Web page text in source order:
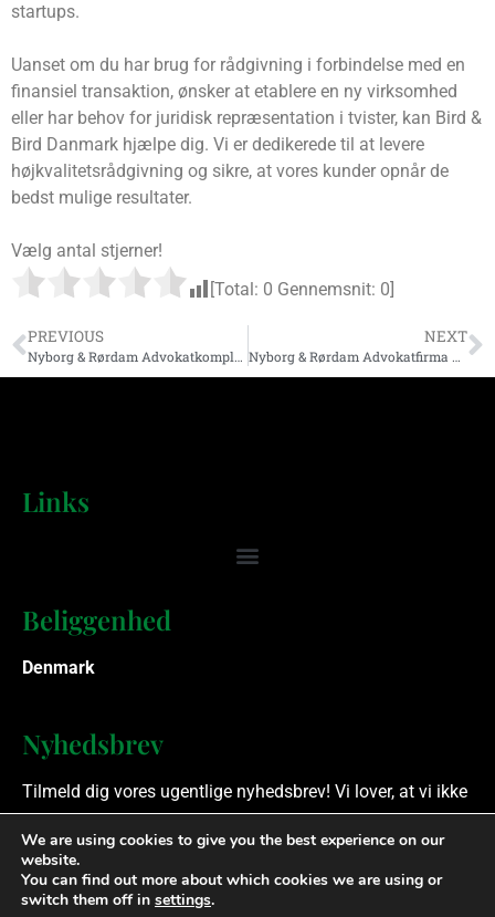
startups.
Uanset om du har brug for rådgivning i forbindelse med en
finansiel transaktion, ønsker at etablere en ny virksomhed
eller har behov for juridisk repræsentation i tvister, kan Bird &
Bird Danmark hjælpe dig. Vi er dedikerede til at levere
højkvalitetsrådgivning og sikre, at vores kunder opnår de
bedst mulige resultater.
Vælg antal stjerner!
[Total: 0 Gennemsnit: 0
PREVIOUS
Nyborg & Rørdam Advokatkomplementaranpartsselskab
NEXT
Nyborg & Rørdam Advokatfirma P/S
Links
Beliggenhed
Denmark
Nyhedsbrev
Tilmeld dig vores ugentlige nyhedsbrev! Vi lover, at vi ikke
spammer.
Ophavsret © 2023 Finansielle Rådgivere. Alle rettigheder
forbeholdes.
We are using cookies to give you the best experience on our
website.
You can find out more about which cookies we are using or
switch them off in settings.